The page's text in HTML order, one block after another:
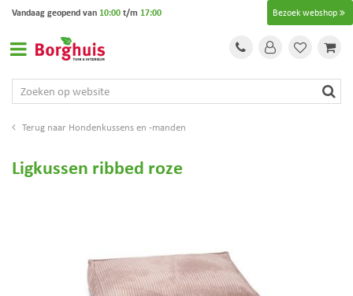
Hondenkussens en -manden
Bezoek webshop
Vandaag geopend van 10:00t/m 17:00
Ligkussen ribbed roze